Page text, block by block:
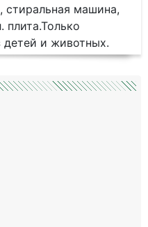
стиральная машина,
плита.Только
и животных.